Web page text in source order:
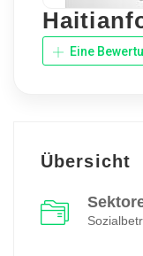
Eine
Übersicht